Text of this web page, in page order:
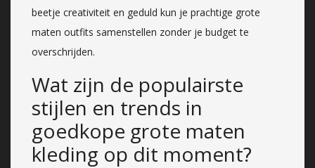
beetje creativiteit en geduld kun je prachtige grote
maten outfits samenstellen zonder je budget te
overschrijden.
Wat zijn de populairste
stijlen en trends in
goedkope grote maten
kleding op dit moment?